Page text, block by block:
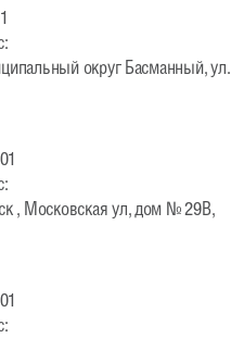
округ Басманный, ул.
, Московская ул, дом № 29В,
поддержка